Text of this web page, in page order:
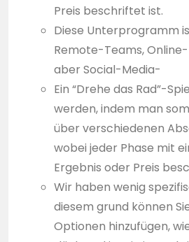
Preis beschriftet ist.
Diese Unterprogramm
Remote-Teams,
aber Social-Media-
Ein “Drehe das Rad”-
werden, indem man
über verschiedenen
wobei jeder Phase mit
Ergebnis oder Preis
Wir haben wenig
diesem grund können
Optionen hinzufügen,